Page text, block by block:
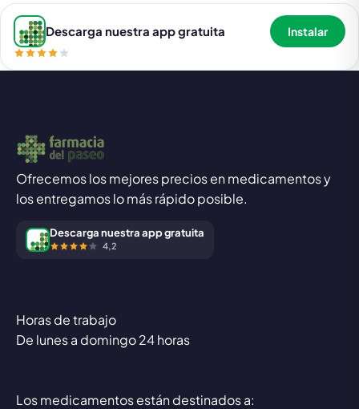
Descarga nuestra app gratuita Instalar
Ofrecemos los mejores precios en medicamentos y
los entregamos lo más rápido posible.
Descarga nuestra app gratuita
4,2
Horas de trabajo
De lunes a domingo 24 horas
Los medicamentos están destinados a: